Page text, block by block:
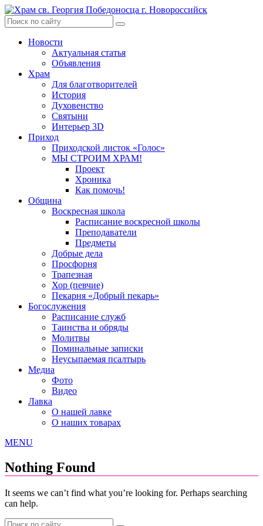
Skip
to
content
Новости
Актуальная статья
Объявления
Храм
Для благотворителей
История
Духовенство
Святыни
Интерьер 3D
Приход
Приходской листок «Голос»
МЫ СТРОИМ ХРАМ!
Проект
Хроника
Как помочь!
Община
Воскресная школа
Расписание воскресной школы
Преподаватели
Предметы
Добрые дела
Просфорня
Трапезная
Хор (певчие)
Пекарня «Добрый пекарь»
Богослужения
Расписание служб
Таинства и обряды
Молитвы
Поминальные записки
Неусыпаемая псалтырь
Медиа
Фото
Видео
Лавка
О нашей лавке
О наших товарах
MENU
Nothing Found
It seems we can’t find what you’re looking for. Perhaps searching
can help.